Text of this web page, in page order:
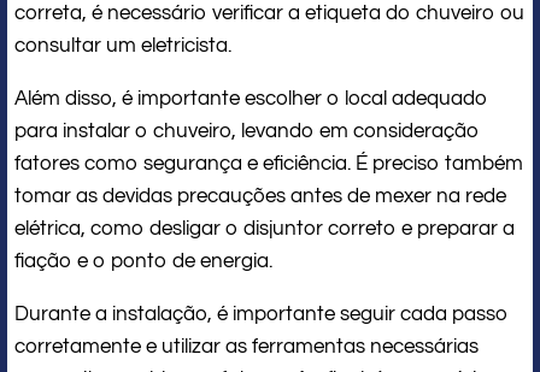
correta, é necessário verificar a etiqueta do chuveiro ou
consultar um eletricista.
Além disso, é importante escolher o local adequado
para instalar o chuveiro, levando em consideração
fatores como segurança e eficiência. É preciso também
tomar as devidas precauções antes de mexer na rede
elétrica, como desligar o disjuntor correto e preparar a
fiação e o ponto de energia.
Durante a instalação, é importante seguir cada passo
corretamente e utilizar as ferramentas necessárias